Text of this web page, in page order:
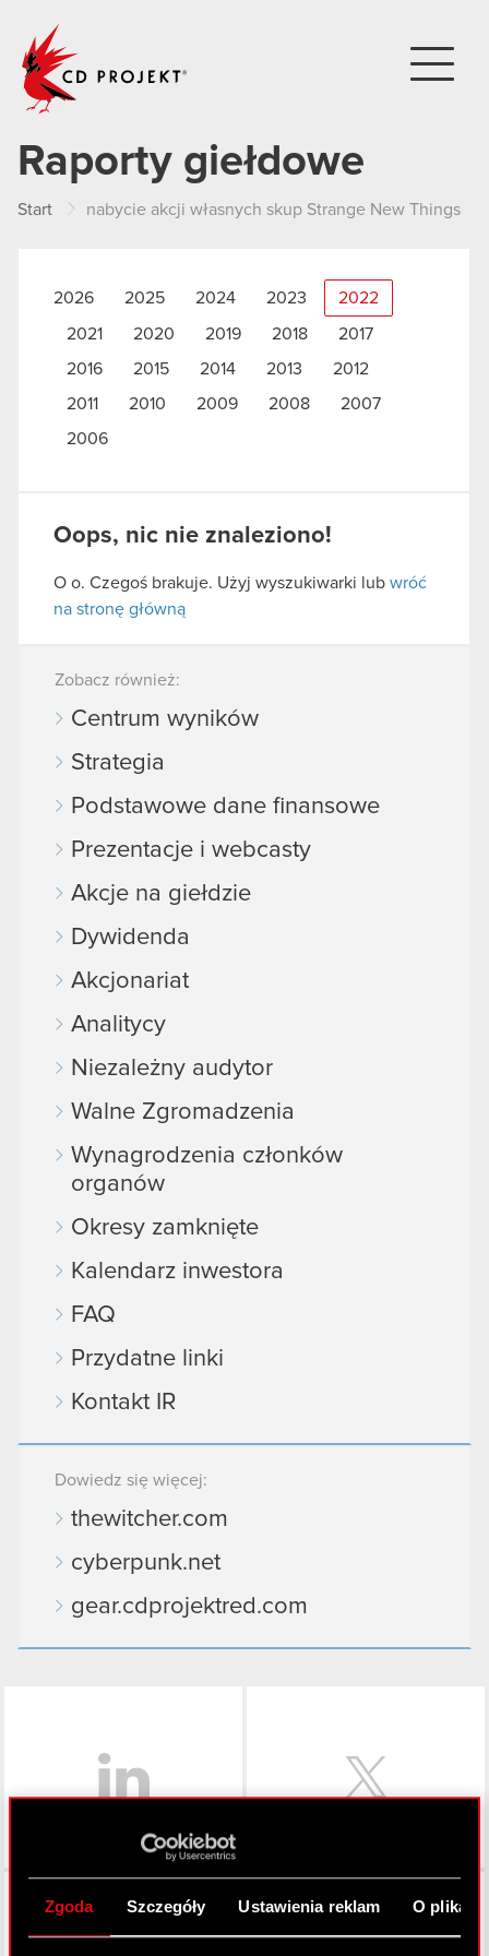
Zgoda Szczegóły Ustawienia reklam O
Raporty giełdowe
Start nabycie akcji własnych skup Strange New Things
2026 2025 2024 2023 2022
2021 2020 2019 2018
2017
2016
2015 2014 2013
2012
2011
2010 2009 2008
2007
2006
Oops, nic nie znaleziono!
O o. Czegoś brakuje. Użyj wyszukiwarki lub wróć
na stronę główną
Zobacz również:
Centrum wyników
Strategia
Podstawowe dane finansowe
Prezentacje i webcasty
Akcje na giełdzie
Dywidenda
Akcjonariat
Analitycy
Niezależny audytor
Walne Zgromadzenia
Wynagrodzenia członków
organów
Okresy zamknięte
Kalendarz inwestora
FAQ
Przydatne linki
Kontakt IR
Dowiedz się więcej:
thewitcher.com
cyberpunk.net
gear.cdprojektred.com